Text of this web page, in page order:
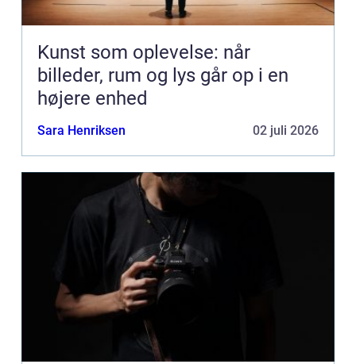
Kunst som oplevelse: når
billeder, rum og lys går op i en
højere enhed
Sara Henriksen 02 juli 2026